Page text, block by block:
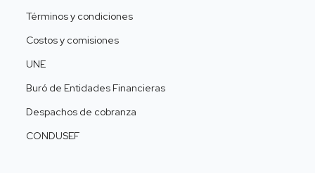
Términos y condiciones
Costos y comisiones
UNE
Buró de Entidades Financieras
Despachos de cobranza
CONDUSEF